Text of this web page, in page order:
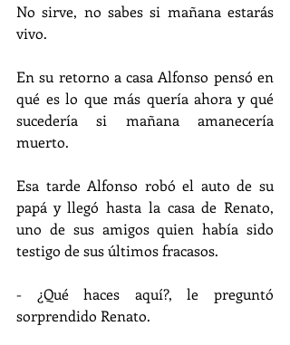
No sirve, no sabes si mañana estarás
vivo.
En su retorno a casa Alfonso pensó en
qué es lo que más quería ahora y qué
sucedería si mañana amanecería
muerto.
Esa tarde Alfonso robó el auto de su
papá y llegó hasta la casa de Renato,
uno de sus amigos quien había sido
testigo de sus últimos fracasos.
- ¿Qué haces aquí?, le preguntó
sorprendido Renato.